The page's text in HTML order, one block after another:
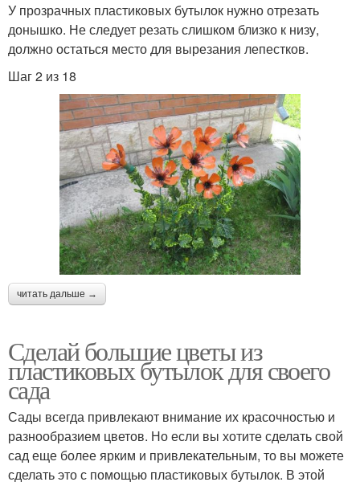
У прозрачных пластиковых бутылок нужно отрезать
донышко. Не следует резать слишком близко к низу,
должно остаться место для вырезания лепестков.
Шаг 2 из 18
читать дальше →
Сделай большие цветы из
пластиковых бутылок для своего
сада
Сады всегда привлекают внимание их красочностью и
разнообразием цветов. Но если вы хотите сделать свой
сад еще более ярким и привлекательным, то вы можете
сделать это с помощью пластиковых бутылок. В этой